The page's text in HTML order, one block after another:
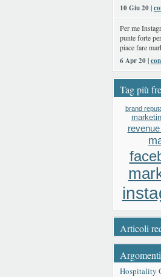
10 Giu 20 |
Per me
punte forte
piace fare
6 Apr 20 |
Tag più
brand
Articoli
Hospitality